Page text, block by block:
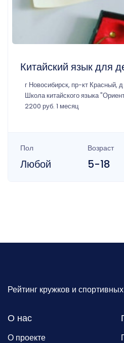
Китайский язык для
г Новосибирск, пр-кт Красный,
Школа китайского языка
2200 руб. 1 месяц
Пол
Любой
Возраст
5-18
Рейтинг кружков и
О нас
О проекте